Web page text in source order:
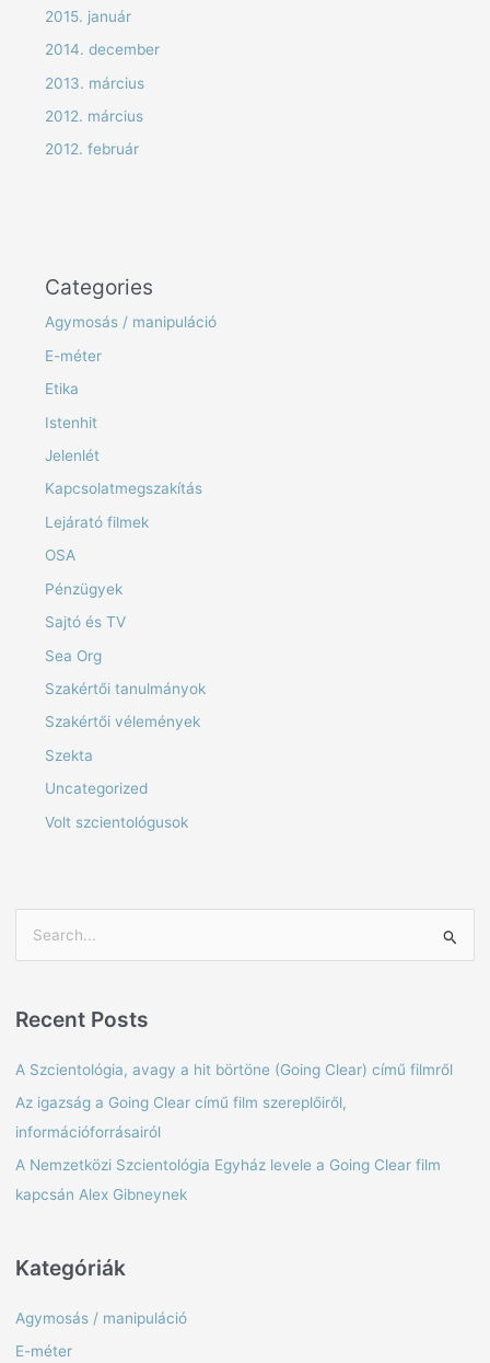
2015. január
2014. december
2013. március
2012. március
2012. február
Categories
Agymosás / manipuláció
E-méter
Etika
Istenhit
Jelenlét
Kapcsolatmegszakítás
Lejárató filmek
OSA
Pénzügyek
Sajtó és TV
Sea Org
Szakértői tanulmányok
Szakértői vélemények
Szekta
Uncategorized
Volt szcientológusok
r
r
:
Recent Posts
A Szcientológia, avagy a hit börtöne (Going Clear) című filmről
Az igazság a Going Clear című film szereplőiről,
információforrásairól
A Nemzetközi Szcientológia Egyház levele a Going Clear film
kapcsán Alex Gibneynek
Kategóriák
Agymosás / manipuláció
E-méter